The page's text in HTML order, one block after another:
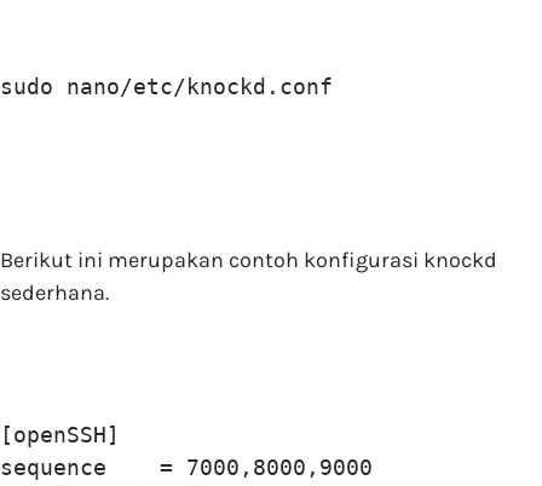
sudo nano/etc/knockd.conf
Berikut ini merupakan contoh konfigurasi knockd
sederhana.
[openSSH]
sequence    = 7000,8000,9000